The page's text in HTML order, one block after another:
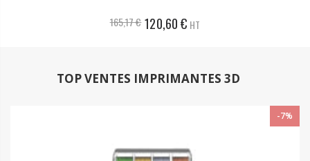
165,17 € 120,60 € HT
TOP VENTES IMPRIMANTES 3D
-7%